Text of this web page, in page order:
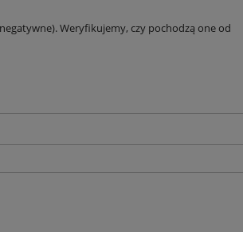
Weryfikujemy, czy pochodzą one od